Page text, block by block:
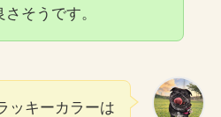
そうです。
ッキーカラーは